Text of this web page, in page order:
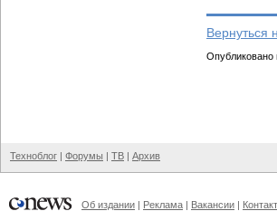
Вернуться
Опубликовано
Техноблог | Форумы | ТВ | Архив
Об издании | Реклама | Вакансии |